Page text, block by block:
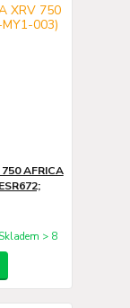
AFRICA
Skladem > 8